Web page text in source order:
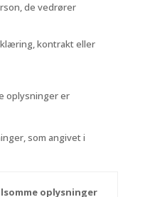
de vedrører
kontrakt eller
oplysninger er
som angivet i
oplysninger